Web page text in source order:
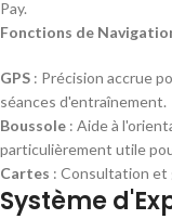
Pay.
Fonctions de
GPS : Précision accrue
séances d'entraînement.
Boussole : Aide à
particulièrement utile
Cartes : Consultation et
Système